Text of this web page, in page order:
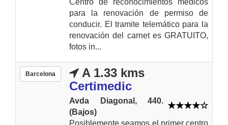
para la renovación de permiso de
conducir. El tramite telemático para la
renovación del carnet es GRATUITO,
fotos in...
Barcelona
A 1.33 kms
Certimedic
Avda Diagonal, 440.
(Bajos)
Posiblemente seamos el primer centro